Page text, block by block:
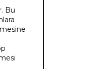
Bu